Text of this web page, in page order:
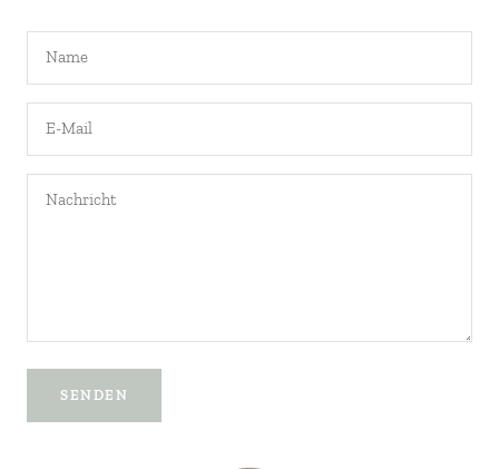
Name
E-Mail
Nachricht
SENDEN